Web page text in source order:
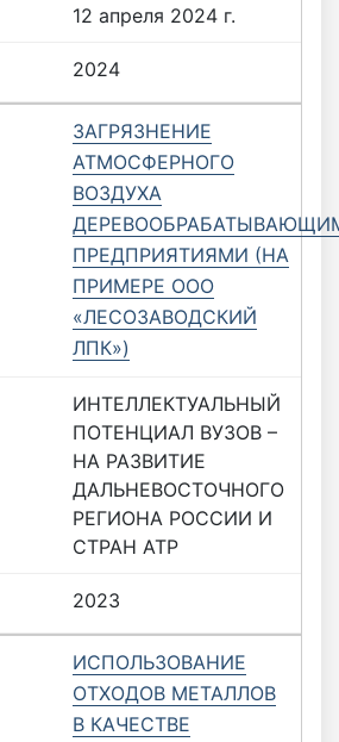
12 апреля 2024 г.
2024
ЗАГРЯЗНЕНИЕ
АТМОСФЕРНОГО
ВОЗДУХА
ПРЕДПРИЯТИЯМИ (НА
ПРИМЕРЕ ООО
«ЛЕСОЗАВОДСКИЙ
ЛПК»)
ИНТЕЛЛЕКТУАЛЬНЫЙ
ПОТЕНЦИАЛ ВУЗОВ –
НА РАЗВИТИЕ
ДАЛЬНЕВОСТОЧНОГО
РЕГИОНА РОССИИ И
СТРАН АТР
2023
ИСПОЛЬЗОВАНИЕ
ОТХОДОВ МЕТАЛЛОВ
В КАЧЕСТВЕ